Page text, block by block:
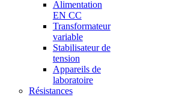
Alimentation
EN CC
Transformateur
variable
Stabilisateur de
tension
Appareils de
laboratoire
Résistances